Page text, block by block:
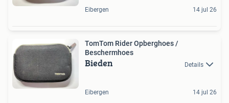
Eibergen 14 jul 26
TomTom Rider Opberghoes /
Beschermhoes
Bieden Details
Eibergen 14 jul 26